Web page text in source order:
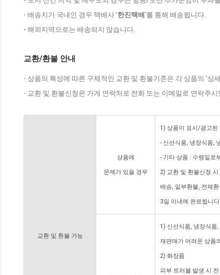
- 배송지가 국내인 경우 택배사 '한진택배'를 통해 배송됩니다.
- 해외지역으로는 배송되지 않습니다.
교환/환불 안내
- 상품의 특성에 따른 구체적인 교환 및 환불기준은 각 상품의 '상
- 교환 및 환불신청은 가게 연락처로 전화 또는 이메일로 연락주
교환 및 환불 가능
상품에
문제가 있을 경우
1) 상품이 표시/광고된
- 신선식품, 냉장식품,
- 기타 상품 : 수령일로
2) 교환 및 환불신청
배송, 일부환불, 전체
3일 이내에 완료됩니
1) 신선식품, 냉장식품
재판매가 어려운 상품
2) 화장품
피부 트러블 발생 시